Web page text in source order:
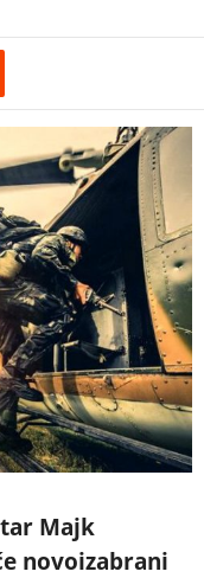
Majk
novoizabrani